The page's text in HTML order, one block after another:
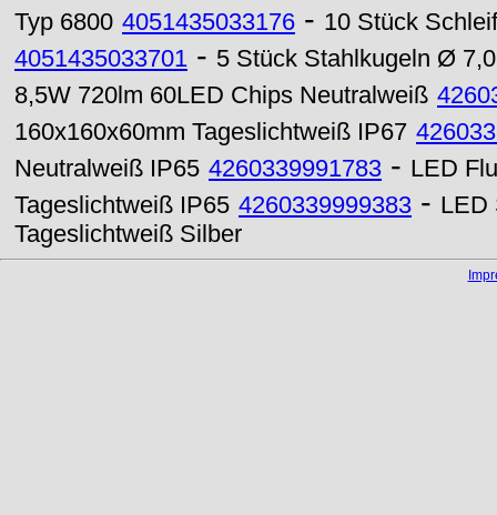
Typ 6800 4051435033176 - 10 Stück
4051435033701 - 5 Stück Stahlkugeln Ø
8,5W 720lm 60LED Chips Neutralweiß
160x160x60mm Tageslichtweiß IP67
Neutralweiß IP65 4260339991783 - LED
Tageslichtweiß IP65 4260339999383 - LED
Tageslichtweiß Silber